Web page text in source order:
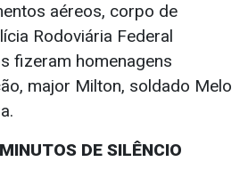
aéreos, corpo de
Rodoviária Federal
fizeram homenagens
major Milton, soldado Melo
DE SILÊNCIO